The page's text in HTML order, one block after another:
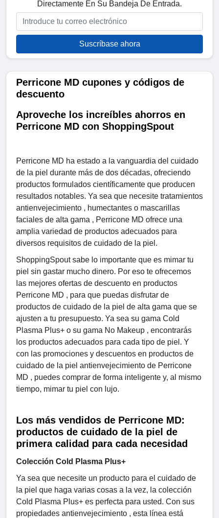
Directamente En Su Bandeja De Entrada.
Suscríbase ahora
Perricone MD cupones y códigos de
descuento
Aproveche los increíbles ahorros en
Perricone MD con ShoppingSpout
Perricone MD ha estado a la vanguardia del cuidado
de la piel durante más de dos décadas, ofreciendo
productos formulados científicamente que producen
resultados notables. Ya sea que necesite tratamientos
antienvejecimiento , humectantes o mascarillas
faciales de alta gama , Perricone MD ofrece una
amplia variedad de productos adecuados para
diversos requisitos de cuidado de la piel.
ShoppingSpout sabe lo importante que es mimar tu
piel sin gastar mucho dinero. Por eso te ofrecemos
las mejores ofertas de descuento en productos
Perricone MD , para que puedas disfrutar de
productos de cuidado de la piel de alta gama que se
ajusten a tu presupuesto. Ya sea su gama Cold
Plasma Plus+ o su gama No Makeup , encontrarás
los productos adecuados para cada tipo de piel. Y
con las promociones y descuentos en productos de
cuidado de la piel antienvejecimiento de Perricone
MD , puedes comprar de forma inteligente y, al mismo
tiempo, mimar tu piel con lujo.
Los más vendidos de Perricone MD:
productos de cuidado de la piel de
primera calidad para cada necesidad
Colección Cold Plasma Plus+
Ya sea que necesite un producto para el cuidado de
la piel que haga varias cosas a la vez, la colección
Cold Plasma Plus+ es perfecta para usted. Con sus
propiedades antienvejecimiento , esta línea está